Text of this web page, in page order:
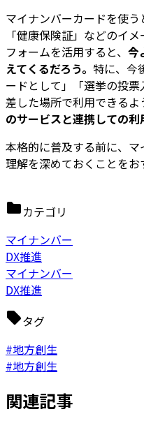
マイナンバーカードを使う
「健康保険証」などのイ
フォームを活用すると、 今
えてくるだろう。 特に、今
ードとして」「選挙の投
差した場所で利用できるよ
のサービスと連携しての利
本格的に普及する前に、
理解を深めておくことをお
カテゴリ
マイナンバー
DX推進
マイナンバー
DX推進
タグ
#地方創生
#地方創生
関連記事